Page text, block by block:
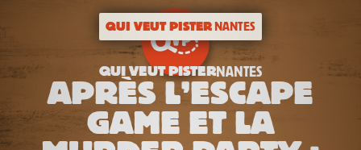
QUI VEUT PISTERNANTES
QUI VEUT PISTERNANTES
APRÈS L’ESCAPE
GAME ET LA